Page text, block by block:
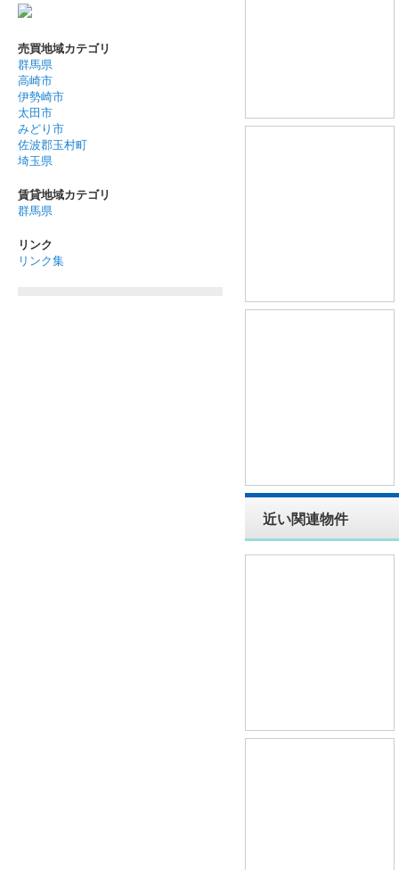
近い関連物件
売買地域カテゴリ
群馬県
高崎市
伊勢崎市
太田市
みどり市
佐波郡玉村町
埼玉県
賃貸地域カテゴリ
群馬県
リンク
リンク集